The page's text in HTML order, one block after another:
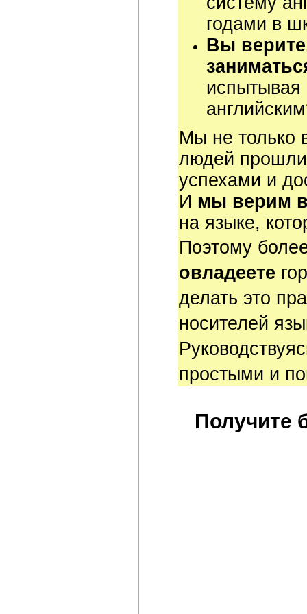
годами в
Вы
испытывая
Мы не только
людей прошли
успехами и
И мы верим
на языке,
Поэтому
овладеете
делать это
носителей
простыми и
Получите